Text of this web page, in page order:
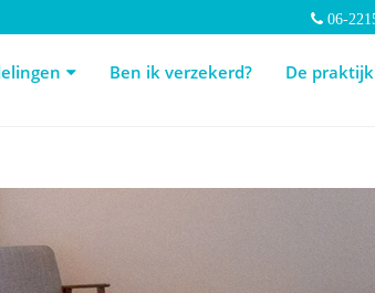
Ben ik verzekerd? De praktijk
06-
Ben ik verzekerd? De praktijk